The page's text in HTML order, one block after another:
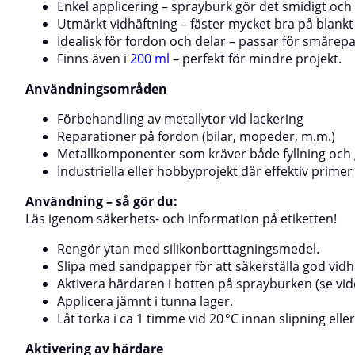
både professionella och avancerade hobbyprojekt
där ytkvalitet och rostskydd är
avgörande.AnvändningLäs noggrant och beakta
varningstexterna på etiketten före
silikonborttagningsmedel sedan slipaPrimer: ett lager
torktid mellan strykningarnaTorka (20 °C) 8 timmar
eller 25 minuter (60 °C) objekttemperaturVåt-i-vått
övermålning möjlig efter 20 minuters torktidYtan
måste slipas och målas om efter 7 dagarBlanda A-
komponenter med härdare:Skaka burken ordentligt
skyddslocket från botten av burken och dra ut stiftet
helt med hjälp av den insatta ringen. Detta kommer
att släppa kniven, som kommer att penetrera väggen
på aluminiumpatronen.Patronen kommer då att
rotera 360°, vara helt öppen och släppa
härdaren.Skaka burken kraftigt för att blanda A-
komponenterna med härdaren i rätt, förutbestämt
förhållande.Skaka burken kraftigt i 2 minuterUtför
spraytestAnvänd lämpligt andningsskydd
härdaren i en 2-komponentsburk?Klicka här för att
en 2-
Enkel applicering – sprayburk gör det smidigt
Utmärkt vidhäftning – fäster mycket bra på
Idealisk för fordon och delar – passar för
Finns även i 200 ml – perfekt för mindre projekt.
Användningsområden
Förbehandling av metallytor vid lackering
Reparationer på fordon (bilar, mopeder, m.m.)
Metallkomponenter som kräver både fyllning
Industriella eller hobbyprojekt där effektiv primer
Användning – så gör du:
Läs igenom säkerhets- och information på etiketten!
Rengör ytan med silikonborttagningsmedel.
Slipa med sandpapper för att säkerställa god
Aktivera härdaren i botten på sprayburken (se
Applicera jämnt i tunna lager.
Låt torka i ca 1 timme vid 20 °C innan slipning
Aktivering av härdare